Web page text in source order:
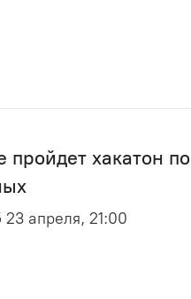
пройдет хакатон по
апреля, 21:00